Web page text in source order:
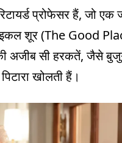
प्रोफेसर हैं, जो एक
शूर (The Good
अजीब सी हरकतें, जैसे
खोलती हैं।